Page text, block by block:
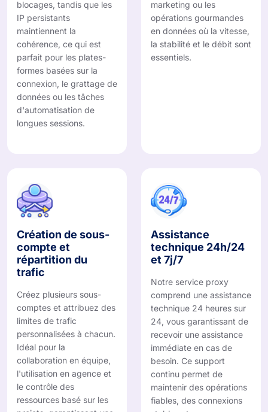
blocages, tandis que les
IP persistants
maintiennent la
cohérence, ce qui est
parfait pour les plates-
formes basées sur la
connexion, le grattage de
données ou les tâches
d'automatisation de
longues sessions.
marketing ou les
opérations gourmandes
en données où la vitesse,
la stabilité et le débit sont
essentiels.
Création de sous-
compte et
répartition du
trafic
Créez plusieurs sous-
comptes et attribuez des
limites de trafic
personnalisées à chacun.
Idéal pour la
collaboration en équipe,
l'utilisation en agence et
le contrôle des
ressources basé sur les
Assistance
technique 24h/24
et 7j/7
Notre service proxy
comprend une assistance
technique 24 heures sur
24, vous garantissant de
recevoir une assistance
immédiate en cas de
besoin. Ce support
continu permet de
maintenir des opérations
fiables, des connexions